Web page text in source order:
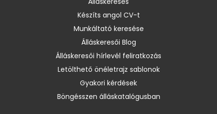
Készíts angol CV-t
Munkáltató keresése
Álláskeresői Blog
Álláskeresői hírlevél feliratkozás
Letölthető önéletrajz sablonok
Gyakori kérdések
Böngésszen álláskatalógusban